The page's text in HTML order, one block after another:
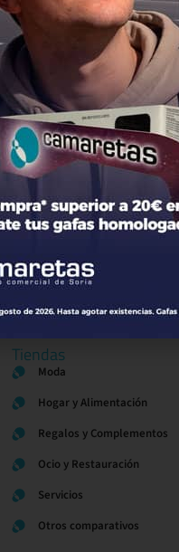
de Soria
Tiendas
Moda
Hogar y Alimentación
Regalos y Complementos
Ocio y Restauración
Servicios
Otros comparativos